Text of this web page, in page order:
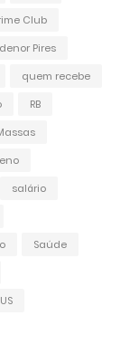
Club
Pires
quem recebe
RB
salário
Saúde